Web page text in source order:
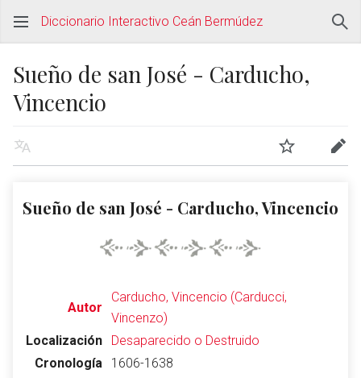
Diccionario Interactivo Ceán Bermúdez
Sueño de san José - Carducho,
Vincencio
Sueño de san José - Carducho, Vincencio
Autor
Carducho, Vincencio (Carducci,
Vincenzo)
Localización
Desaparecido o Destruido
Cronología
1606-1638